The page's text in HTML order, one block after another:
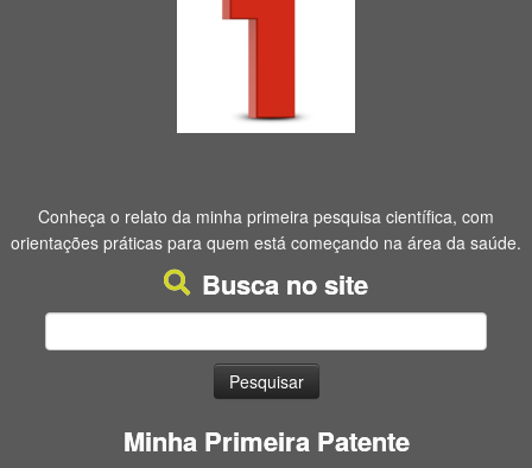
Conheça o relato da minha primeira pesquisa científica, com
orientações práticas para quem está começando na área da saúde.
Busca no site
Pesquisar
Minha Primeira Patente